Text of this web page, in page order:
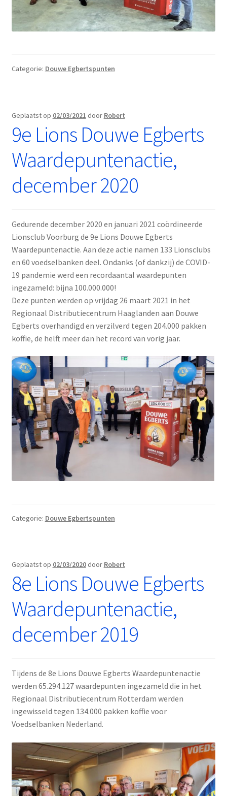
Categorie: Douwe Egbertspunten
Geplaatst op 02/03/2021 door Robert
9e Lions Douwe Egberts
Waardepuntenactie,
december 2020
Gedurende december 2020 en januari 2021 coördineerde
Lionsclub Voorburg de 9e Lions Douwe Egberts
Waardepuntenactie. Aan deze actie namen 133 Lionsclubs
en 60 voedselbanken deel. Ondanks (of dankzij) de COVID-
19 pandemie werd een recordaantal waardepunten
ingezameld: bijna 100.000.000!
Deze punten werden op vrijdag 26 maart 2021 in het
Regionaal Distributiecentrum Haaglanden aan Douwe
Egberts overhandigd en verzilverd tegen 204.000 pakken
koffie, de helft meer dan het record van vorig jaar.
Categorie: Douwe Egbertspunten
Geplaatst op 02/03/2020 door Robert
8e Lions Douwe Egberts
Waardepuntenactie,
december 2019
Tijdens de 8e Lions Douwe Egberts Waardepuntenactie
werden 65.294.127 waardepunten ingezameld die in het
Regionaal Distributiecentrum Rotterdam werden
ingewisseld tegen 134.000 pakken koffie voor
Voedselbanken Nederland.